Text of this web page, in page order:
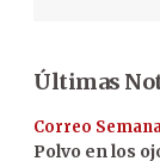
Últimas
Correo
Polvo en los